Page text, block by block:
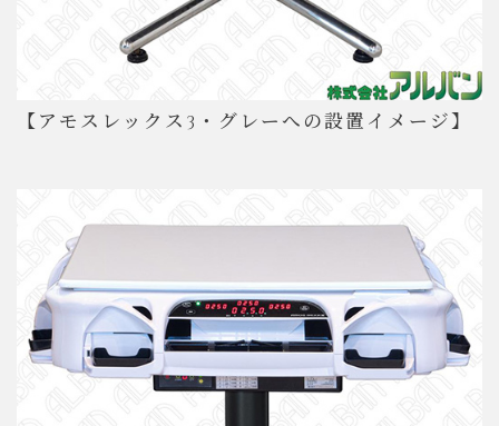
【アモスレックス3・グレーへの設置イメージ】